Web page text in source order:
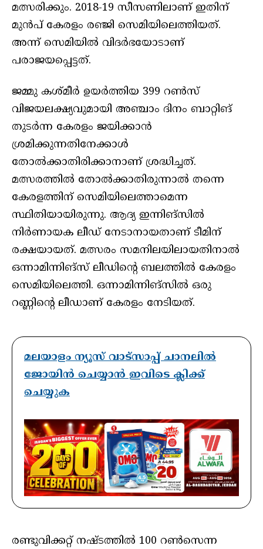
മത്സരിക്കും. 2018-19 സീസണിലാണ് ഇതിന്
മുന്‍പ് കേരളം രഞ്ജി സെമിയിലെത്തിയത്.
അന്ന് സെമിയില്‍ വിദര്‍ഭയോടാണ്
പരാജയപ്പെട്ടത്.
ജമ്മു കശ്മീര്‍ ഉയര്‍ത്തിയ 399 റണ്‍സ്
വിജയലക്ഷ്യവുമായി അഞ്ചാം ദിനം ബാറ്റിങ്
തുടര്‍ന്ന കേരളം ജയിക്കാന്‍
ശ്രമിക്കുന്നതിനേക്കാള്‍
തോല്‍ക്കാതിരിക്കാനാണ് ശ്രദ്ധിച്ചത്.
മത്സരത്തില്‍ തോല്‍ക്കാതിരുന്നാല്‍ തന്നെ
കേരളത്തിന് സെമിയിലെത്താമെന്ന
സ്ഥിതിയായിരുന്നു. ആദ്യ ഇന്നിങ്‌സില്‍
നിര്‍ണായക ലീഡ് നേടാനായതാണ് ടീമിന്
രക്ഷയായത്. മത്സരം സമനിലയിലായതിനാല്‍
ഒന്നാമിന്നിങ്‌സ് ലീഡിന്റെ ബലത്തില്‍ കേരളം
സെമിയിലെത്തി. ഒന്നാമിന്നിങ്‌സില്‍ ഒരു
റണ്ണിന്റെ ലീഡാണ് കേരളം നേടിയത്.
മലയാളം ന്യൂസ് വാട്സാപ്പ് ചാനലിൽ
ജോയിൻ ചെയ്യാൻ ഇവിടെ ക്ലിക്ക്
ചെയ്യുക
രണ്ടുവിക്കറ്റ് നഷ്ടത്തില്‍ 100 റണ്‍സെന്ന